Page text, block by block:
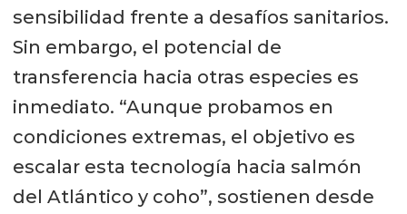
sensibilidad frente a desafíos sanitarios.
Sin embargo, el potencial de
transferencia hacia otras especies es
inmediato. “Aunque probamos en
condiciones extremas, el objetivo es
escalar esta tecnología hacia salmón
del Atlántico y coho”, sostienen desde